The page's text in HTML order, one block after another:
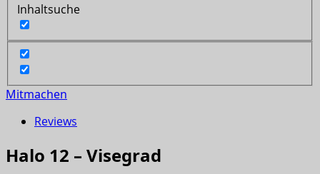
Inhaltsuche
Mitmachen
Reviews
Halo 12 – Visegrad